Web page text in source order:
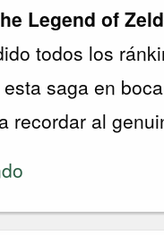
Legend of
todos los
saga en
recordar al